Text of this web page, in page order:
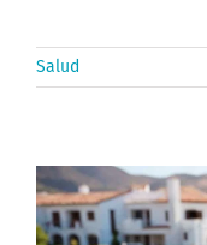
Salud